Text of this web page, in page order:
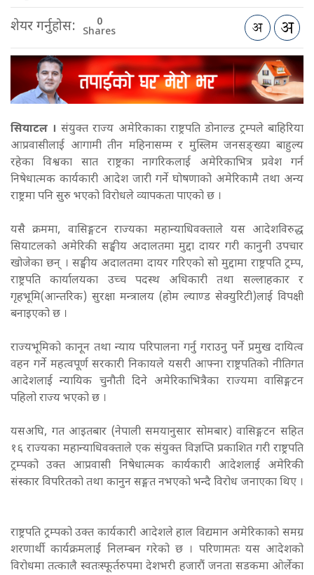
शेयर गर्नुहोस: 0
Shares
सियाटल । संयुक्त राज्य अमेरिकाका राष्ट्रपति डोनाल्ड ट्रम्पले बाहिरिया
आप्रवासीलाई आगामी तीन महिनासम्म र मुस्लिम जनसङ्ख्या बाहुल्य
रहेका विश्वका सात राष्ट्रका नागरिकलाई अमेरिकाभित्र प्रवेश गर्न
निषेधात्मक कार्यकारी आदेश जारी गर्ने घोषणाको अमेरिकामै तथा अन्य
राष्ट्रमा पनि सुरु भएको विरोधले व्यापकता पाएको छ ।
यसै क्रममा, वासिङ्गटन राज्यका महान्याधिवक्ताले यस आदेशविरुद्ध
सियाटलको अमेरिकी सङ्घीय अदालतमा मुद्दा दायर गरी कानुनी उपचार
खोजेका छन् । सङ्घीय अदालतमा दायर गरिएको सो मुद्दामा राष्ट्रपति ट्रम्प,
राष्ट्रपति कार्यालयका उच्च पदस्थ अधिकारी तथा सल्लाहकार र
गृहभूमि(आन्तरिक) सुरक्षा मन्त्रालय (होम ल्याण्ड सेक्युरिटी)लाई विपक्षी
बनाइएको छ ।
राज्यभूमिको कानून तथा न्याय परिपालना गर्नु गराउनु पर्ने प्रमुख दायित्व
वहन गर्ने महत्वपूर्ण सरकारी निकायले यसरी आफ्ना राष्ट्रपतिको नीतिगत
आदेशलाई न्यायिक चुनौती दिने अमेरिकाभित्रैका राज्यमा वासिङ्गटन
पहिलो राज्य भएको छ ।
यसअघि, गत आइतबार (नेपाली समयानुसार सोमबार) वासिङ्गटन सहित
१६ राज्यका महान्याधिवक्ताले एक संयुक्त विज्ञप्ति प्रकाशित गरी राष्ट्रपति
ट्रम्पको उक्त आप्रवासी निषेधात्मक कार्यकारी आदेशलाई अमेरिकी
संस्कार विपरितको तथा कानुन सङ्गत नभएको भन्दै विरोध जनाएका थिए ।
राष्ट्रपति ट्रम्पको उक्त कार्यकारी आदेशले हाल विद्यमान अमेरिकाको समग्र
शरणार्थी कार्यक्रमलाई निलम्बन गरेको छ । परिणामतः यस आदेशको
विरोधमा तत्कालै स्वतःस्फूर्तरुपमा देशभरी हजारौं जनता सडकमा ओर्लेका